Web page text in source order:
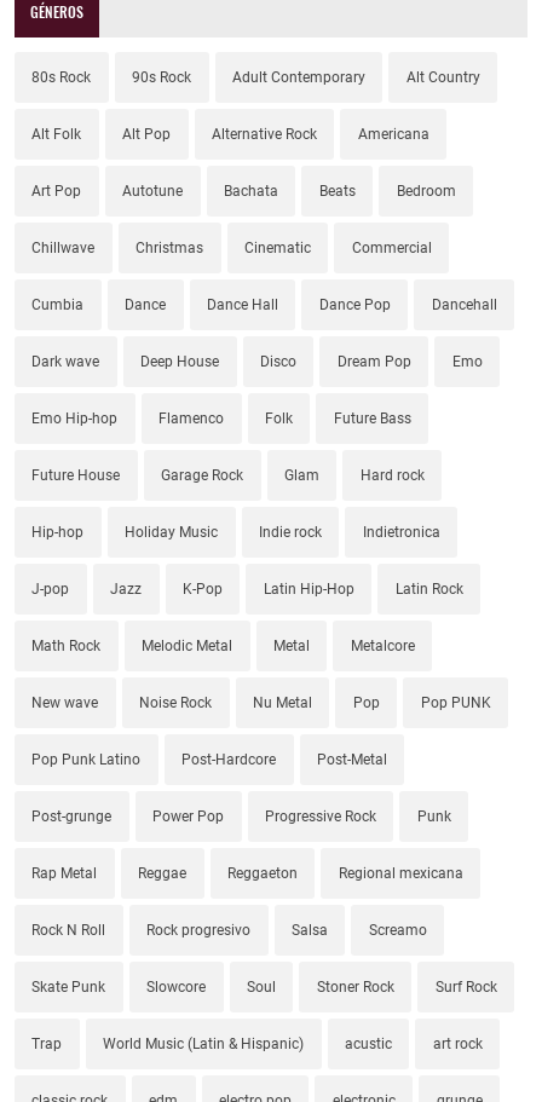
GÉNEROS
80s Rock 90s Rock Adult Contemporary Alt Country
Alt Folk Alt Pop Alternative Rock Americana
Art Pop Autotune Bachata Beats Bedroom
Chillwave Christmas Cinematic Commercial
Cumbia Dance Dance Hall Dance Pop Dancehall
Dark wave Deep House Disco Dream Pop Emo
Emo Hip-hop Flamenco Folk Future Bass
Future House Garage Rock Glam Hard rock
Hip-hop Holiday Music Indie rock Indietronica
J-pop Jazz K-Pop Latin Hip-Hop Latin Rock
Math Rock Melodic Metal Metal Metalcore
New wave Noise Rock Nu Metal Pop Pop PUNK
Pop Punk Latino Post-Hardcore Post-Metal
Post-grunge Power Pop Progressive Rock Punk
Rap Metal Reggae Reggaeton Regional mexicana
Rock N Roll Rock progresivo Salsa Screamo
Skate Punk Slowcore Soul Stoner Rock Surf Rock
Trap World Music (Latin & Hispanic) acustic art rock